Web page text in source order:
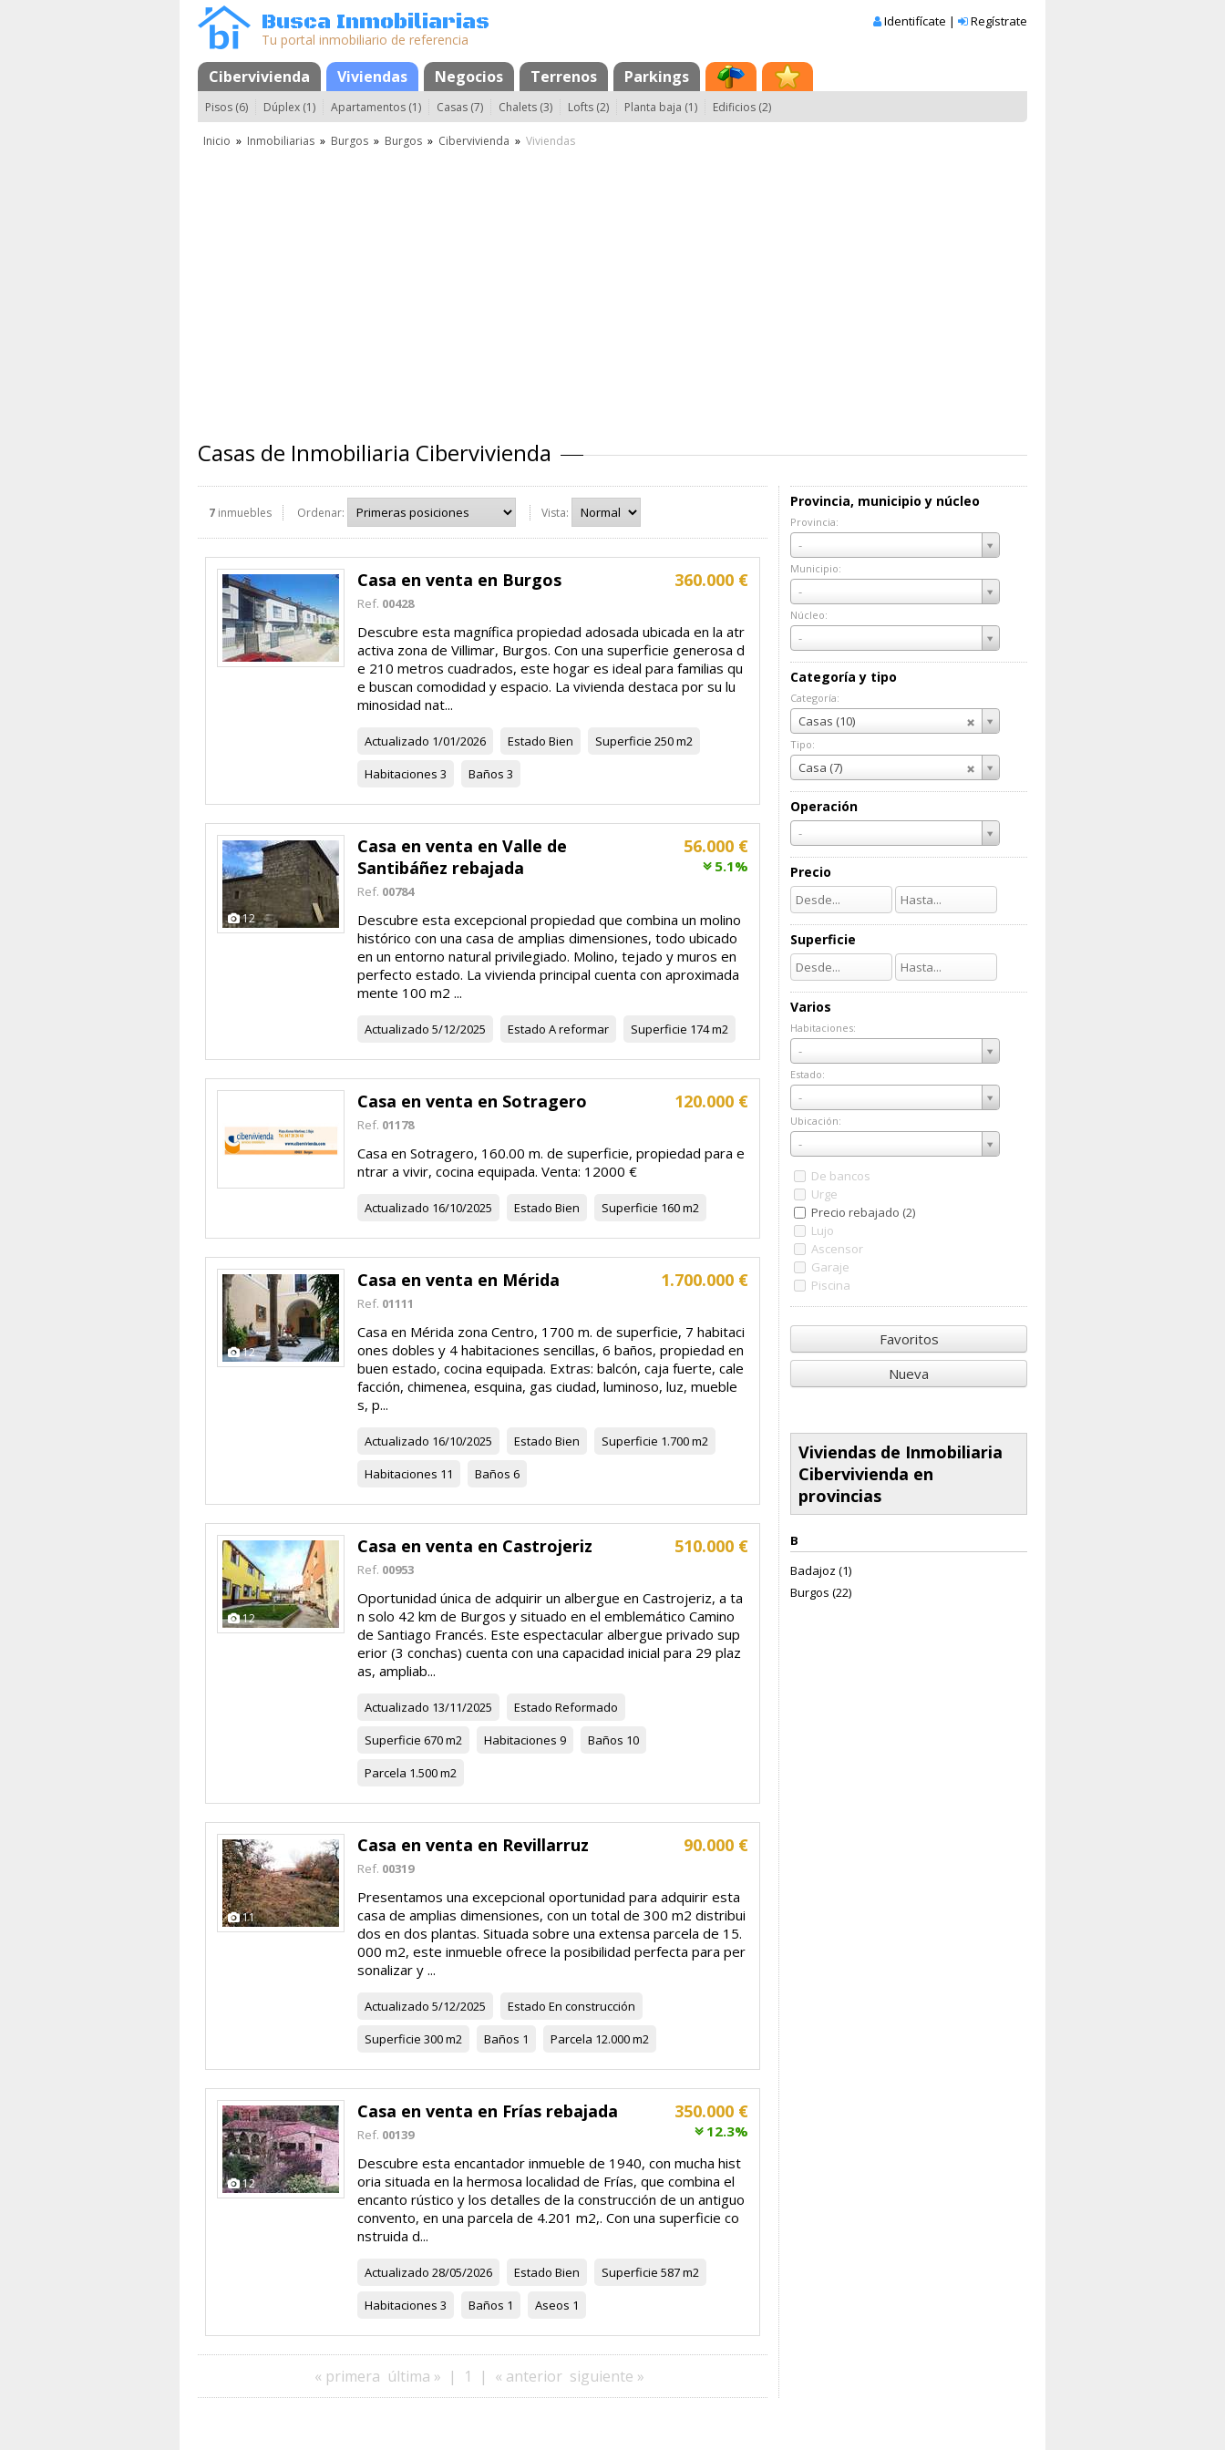
Busca Inmobiliarias
Tu portal inmobiliario de referencia
Identifícate | Regístrate
Cibervivienda Viviendas Negocios Terrenos Parkings
MapaFavoritos
Pisos (6) Dúplex (1) Apartamentos (1) Casas (7) Chalets (3) Lofts (2) Planta baja (1) Edificios (2)
Inicio » Inmobiliarias » Burgos » Burgos » Cibervivienda » Viviendas
Casas de Inmobiliaria Cibervivienda
Provincia, municipio y núcleo
Provincia:
-
Provincia:
Municipio:
-
Municipio:
Núcleo:
-
Núcleo:
Categoría y tipo
Categoría:
Casas (10)
Categoría:
Tipo:
Casa (7)
Tipo:
Operación
-
Precio
Superficie
Varios
Habitaciones:
-
Habitaciones:
Estado:
-
Estado:
Ubicación:
-
Ubicación:
De bancos
Urge
Precio rebajado (2)
Lujo
Ascensor
Garaje
Piscina
Favoritos
Nueva
Viviendas de Inmobiliaria
Cibervivienda en
provincias
B
Badajoz (1)
Burgos (22)
7 inmuebles Ordenar: Vista:
360.000 €
Casa en venta en Burgos
Ref. 00428
Descubre esta magnífica propiedad adosada ubicada en la atr
activa zona de Villimar, Burgos. Con una superficie generosa d
e 210 metros cuadrados, este hogar es ideal para familias qu
e buscan comodidad y espacio. La vivienda destaca por su lu
minosidad nat...
Actualizado 1/01/2026 Estado Bien Superficie 250 m2
Habitaciones 3 Baños 3
12
56.000 €
5.1%
Casa en venta en Valle de
Santibáñez rebajada
Ref. 00784
Descubre esta excepcional propiedad que combina un molino
histórico con una casa de amplias dimensiones, todo ubicado
en un entorno natural privilegiado. Molino, tejado y muros en
perfecto estado. La vivienda principal cuenta con aproximada
mente 100 m2 ...
Actualizado 5/12/2025 Estado A reformar Superficie 174 m2
120.000 €
Casa en venta en Sotragero
Ref. 01178
Casa en Sotragero, 160.00 m. de superficie, propiedad para e
ntrar a vivir, cocina equipada. Venta: 12000 €
Actualizado 16/10/2025 Estado Bien Superficie 160 m2
12
1.700.000 €
Casa en venta en Mérida
Ref. 01111
Casa en Mérida zona Centro, 1700 m. de superficie, 7 habitaci
ones dobles y 4 habitaciones sencillas, 6 baños, propiedad en
buen estado, cocina equipada. Extras: balcón, caja fuerte, cale
facción, chimenea, esquina, gas ciudad, luminoso, luz, mueble
s, p...
Actualizado 16/10/2025 Estado Bien Superficie 1.700 m2
Habitaciones 11 Baños 6
12
510.000 €
Casa en venta en Castrojeriz
Ref. 00953
Oportunidad única de adquirir un albergue en Castrojeriz, a ta
n solo 42 km de Burgos y situado en el emblemático Camino
de Santiago Francés. Este espectacular albergue privado sup
erior (3 conchas) cuenta con una capacidad inicial para 29 plaz
as, ampliab...
Actualizado 13/11/2025 Estado Reformado
Superficie 670 m2 Habitaciones 9 Baños 10
Parcela 1.500 m2
11
90.000 €
Casa en venta en Revillarruz
Ref. 00319
Presentamos una excepcional oportunidad para adquirir esta
casa de amplias dimensiones, con un total de 300 m2 distribui
dos en dos plantas. Situada sobre una extensa parcela de 15.
000 m2, este inmueble ofrece la posibilidad perfecta para per
sonalizar y ...
Actualizado 5/12/2025 Estado En construcción
Superficie 300 m2 Baños 1 Parcela 12.000 m2
12
350.000 €
12.3%
Casa en venta en Frías rebajada
Ref. 00139
Descubre esta encantador inmueble de 1940, con mucha hist
oria situada en la hermosa localidad de Frías, que combina el
encanto rústico y los detalles de la construcción de un antiguo
convento, en una parcela de 4.201 m2,. Con una superficie co
nstruida d...
Actualizado 28/05/2026 Estado Bien Superficie 587 m2
Habitaciones 3 Baños 1 Aseos 1
« primera última » | 1 | « anterior siguiente »